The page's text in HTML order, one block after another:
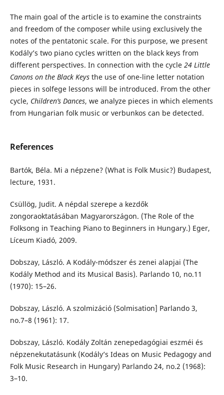
The main goal of the article is to examine the constraints
and freedom of the composer while using exclusively the
notes of the pentatonic scale. For this purpose, we present
Kodály’s two piano cycles written on the black keys from
different perspectives. In connection with the cycle 24 Little
Canons on the Black Keys the use of one-line letter notation
pieces in solfege lessons will be introduced. From the other
cycle, Children’s Dances, we analyze pieces in which elements
from Hungarian folk music or verbunkos can be detected.
References
Bartók, Béla. Mi a népzene? (What is Folk Music?) Budapest,
lecture, 1931.
Csüllög, Judit. A népdal szerepe a kezdők
zongoraoktatásában Magyarországon. (The Role of the
Folksong in Teaching Piano to Beginners in Hungary.) Eger,
Líceum Kiadó, 2009.
Dobszay, László. A Kodály-módszer és zenei alapjai (The
Kodály Method and its Musical Basis). Parlando 10, no.11
(1970): 15–26.
Dobszay, László. A szolmizáció (Solmisation] Parlando 3,
no.7–8 (1961): 17.
Dobszay, László. Kodály Zoltán zenepedagógiai eszméi és
népzenekutatásunk (Kodály’s Ideas on Music Pedagogy and
Folk Music Research in Hungary) Parlando 24, no.2 (1968):
3–10.